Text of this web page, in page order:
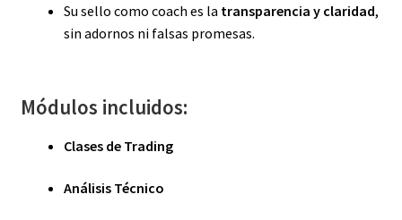
Su sello como coach es la transparencia y claridad,
sin adornos ni falsas promesas.
Módulos incluidos:
Clases de Trading
Análisis Técnico